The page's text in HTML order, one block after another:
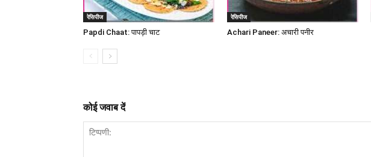
रेसिपीज
Papdi Chaat: पापड़ी चाट
रेसिपीज
Achari Paneer: अचारी पनीर
कोई जवाब दें